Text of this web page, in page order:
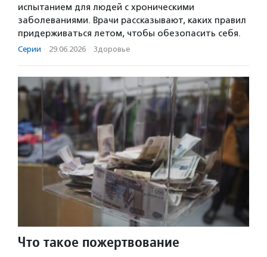
испытанием для людей с хроническими
заболеваниями. Врачи рассказывают, каких правил
придерживаться летом, чтобы обезопасить себя.
Серии · 29.06.2026 · Здоровье
Что такое пожертвование